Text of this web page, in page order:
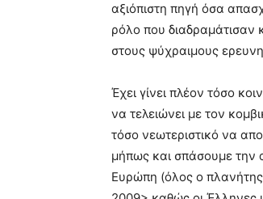
αξιόπιστη πηγή όσα
ρόλο που διαδραμάτισαν
στους ψύχραιμους
Έχει γίνει πλέον τόσο
να τελειώνει με τον
τόσο νεωτεριστικό να
μήπως και σπάσουμε την
Ευρώπη (όλος ο